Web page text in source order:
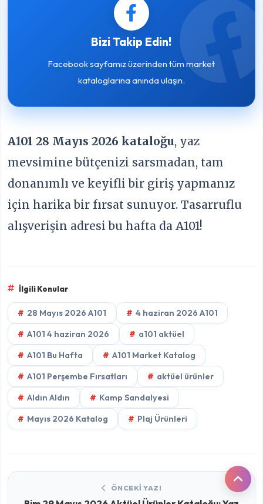
Bizi Takip Edin!
Facebook sayfamız üzerinden tüm market
kataloglarına anında ulaşın.
A101 28 Mayıs 2026 kataloğu, yaz
mevsimine bütçenizi sarsmadan, tam
donanımlı ve keyifli bir giriş yapmanız
için harika bir fırsat sunuyor. Tasarruflu
alışverişin adresi bu hafta da A101!
İlgili Konular
28 Mayıs 2026 A101
4 haziran 2026 A101
A101 4 haziran 2026
a101 aktüel
A101 Bu Hafta
A101 Market Katalog
A101 Perşembe Fırsatları
aktüel ürünler
Aldın Aldın
Kamp Sandalyesi
Mayıs 2026 Katalog
Plaj Ürünleri
ÖNCEKI YAZI